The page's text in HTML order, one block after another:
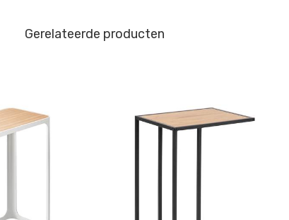
Gerelateerde producten